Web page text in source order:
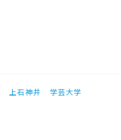
上石神井
学芸大学